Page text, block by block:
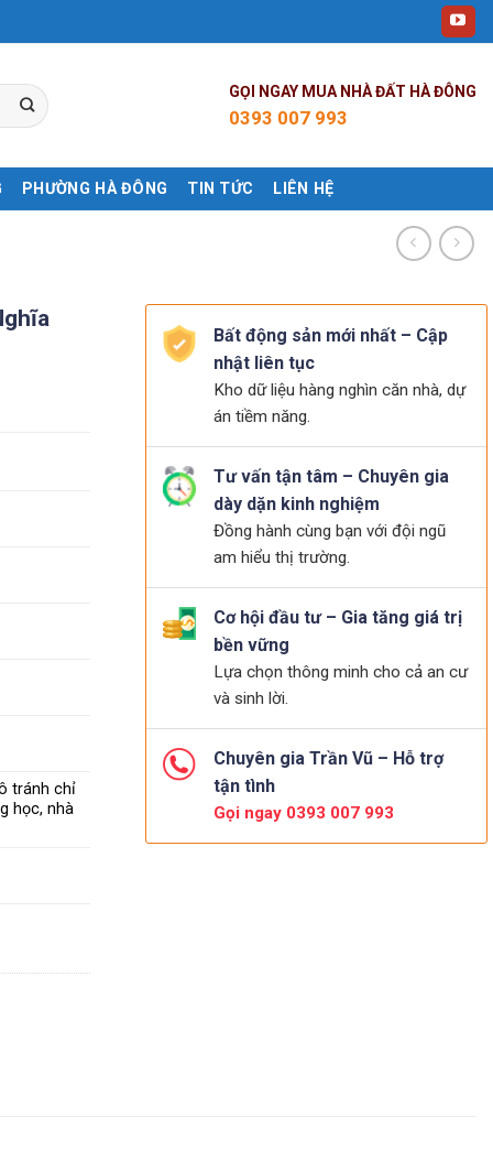
GỌI NGAY MUA NHÀ ĐẤT HÀ ĐÔNG
0393 007 993
PHƯỜNG HÀ ĐÔNG TIN TỨC LIÊN HỆ
tránh chỉ
học, nhà
Bất động sản mới nhất – Cập
nhật liên tục
Kho dữ liệu hàng nghìn căn nhà, dự
án tiềm năng.
Tư vấn tận tâm – Chuyên gia
dày dặn kinh nghiệm
Đồng hành cùng bạn với đội ngũ
am hiểu thị trường.
Cơ hội đầu tư – Gia tăng giá trị
bền vững
Lựa chọn thông minh cho cả an cư
và sinh lời.
Chuyên gia Trần Vũ – Hỗ trợ
tận tình
Gọi ngay 0393 007 993